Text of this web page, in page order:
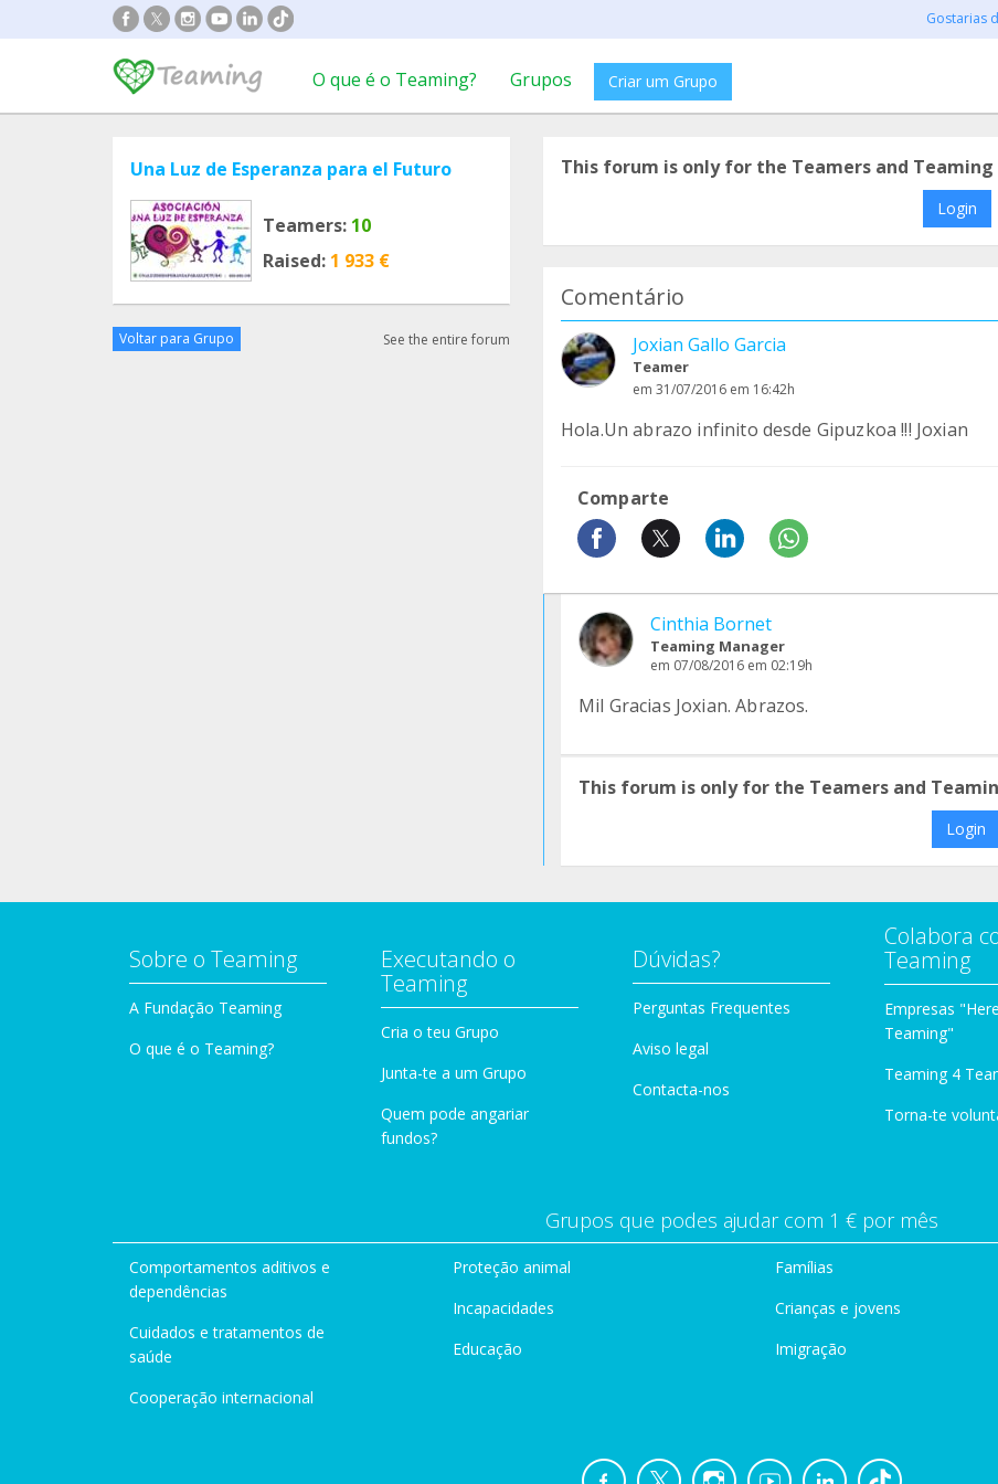
Gostarias
O que é o Teaming? Grupos Criar um Grupo
Una Luz de Esperanza para el Futuro
Teamers: 10
Raised: 1 933 €
Voltar para Grupo See the entire forum
This forum is only for the Teamers and
Login
Comentário
Joxian Gallo Garcia
Teamer
em 31/07/2016 em 16:42h
Hola.Un abrazo infinito desde Gipuzkoa !!! Joxian
Comparte
Cinthia Bornet
Teaming Manager
em 07/08/2016 em 02:19h
Mil Gracias Joxian. Abrazos.
This forum is only for the Teamers and
Login
Sobre o Teaming
A Fundação Teaming
O que é o Teaming?
Executando o
Teaming
Cria o teu Grupo
Junta-te a um Grupo
Quem pode angariar
fundos?
Dúvidas?
Perguntas Frequentes
Aviso legal
Contacta-nos
Colabora
Teaming
Empresas
Teaming"
Teaming 4
Torna-te
Grupos que podes ajudar com 1 € por mês
Comportamentos aditivos e
dependências
Cuidados e tratamentos de
saúde
Cooperação internacional
Proteção animal
Incapacidades
Educação
Famílias
Crianças e jovens
Imigração